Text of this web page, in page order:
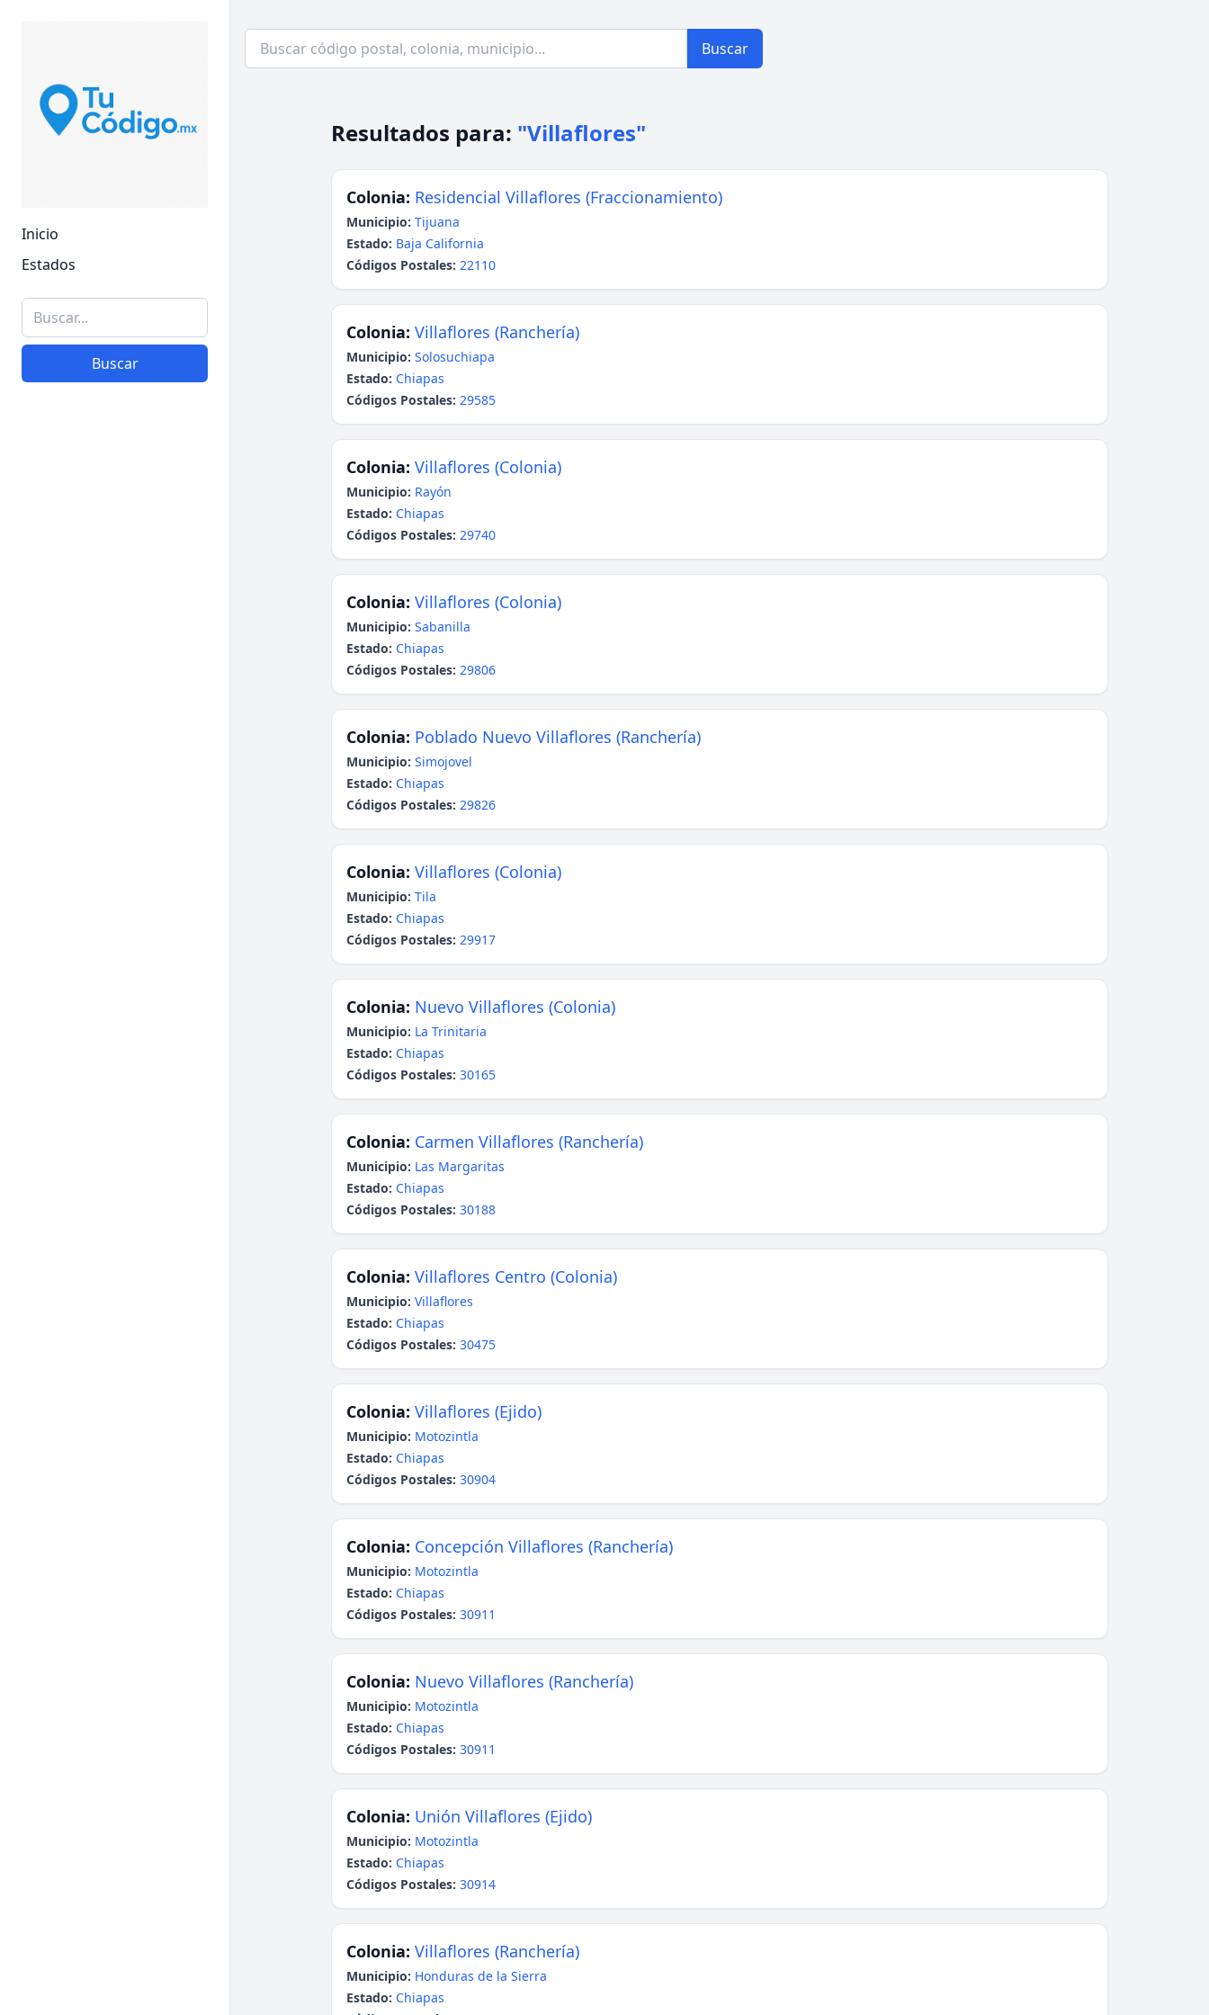
Inicio
Estados
Buscar
Buscar
Resultados para: "Villaflores"
Colonia: Residencial Villaflores (Fraccionamiento)
Municipio: Tijuana
Estado: Baja California
Códigos Postales: 22110
Colonia: Villaflores (Ranchería)
Municipio: Solosuchiapa
Estado: Chiapas
Códigos Postales: 29585
Colonia: Villaflores (Colonia)
Municipio: Rayón
Estado: Chiapas
Códigos Postales: 29740
Colonia: Villaflores (Colonia)
Municipio: Sabanilla
Estado: Chiapas
Códigos Postales: 29806
Colonia: Poblado Nuevo Villaflores (Ranchería)
Municipio: Simojovel
Estado: Chiapas
Códigos Postales: 29826
Colonia: Villaflores (Colonia)
Municipio: Tila
Estado: Chiapas
Códigos Postales: 29917
Colonia: Nuevo Villaflores (Colonia)
Municipio: La Trinitaria
Estado: Chiapas
Códigos Postales: 30165
Colonia: Carmen Villaflores (Ranchería)
Municipio: Las Margaritas
Estado: Chiapas
Códigos Postales: 30188
Colonia: Villaflores Centro (Colonia)
Municipio: Villaflores
Estado: Chiapas
Códigos Postales: 30475
Colonia: Villaflores (Ejido)
Municipio: Motozintla
Estado: Chiapas
Códigos Postales: 30904
Colonia: Concepción Villaflores (Ranchería)
Municipio: Motozintla
Estado: Chiapas
Códigos Postales: 30911
Colonia: Nuevo Villaflores (Ranchería)
Municipio: Motozintla
Estado: Chiapas
Códigos Postales: 30911
Colonia: Unión Villaflores (Ejido)
Municipio: Motozintla
Estado: Chiapas
Códigos Postales: 30914
Colonia: Villaflores (Ranchería)
Municipio: Honduras de la Sierra
Estado: Chiapas